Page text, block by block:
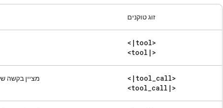
זוג טוקנים
< | tool>
<tool | >
< | tool_call>
<tool_call | >
מציין בקשה